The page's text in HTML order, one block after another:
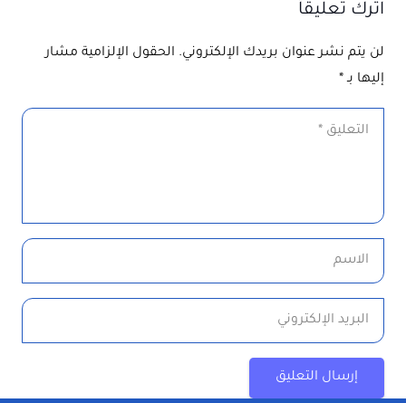
اترك تعليقاً
لن يتم نشر عنوان بريدك الإلكتروني. الحقول الإلزامية مشار
إليها بـ*
إرسال التعليق